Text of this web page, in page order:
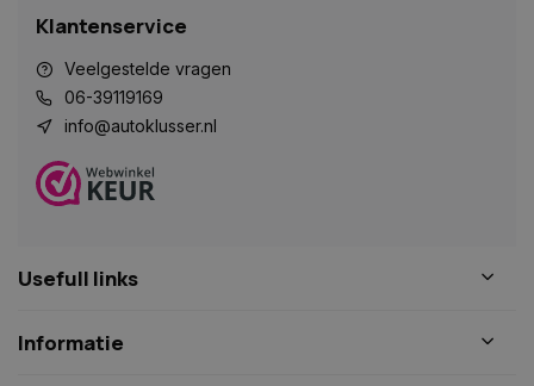
Klantenservice
Veelgestelde vragen
06-39119169
info@autoklusser.nl
Usefull links
Informatie
gebruikersaanmelding en accountbeheer. De
strikt noodzakelijke cookies.
Naam
COOKIELAW_STATS
session_id
29